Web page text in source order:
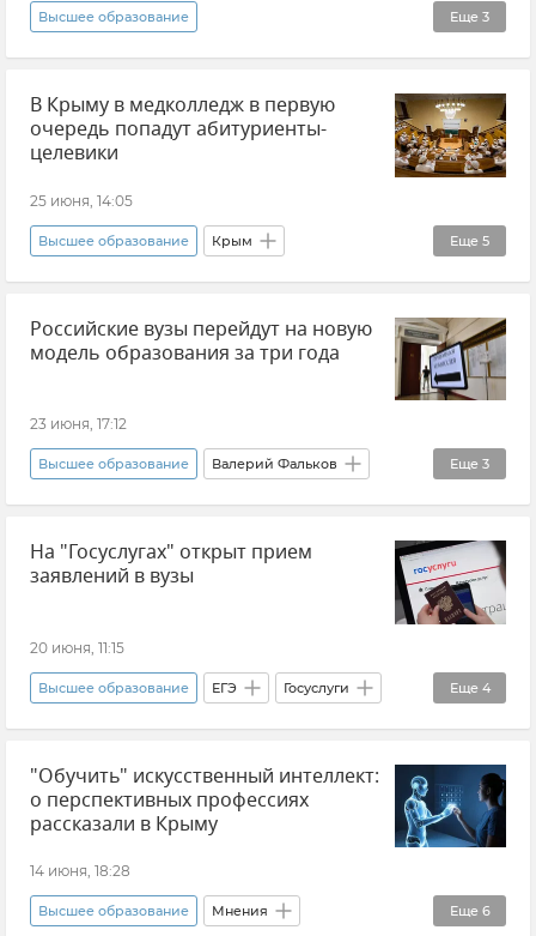
Еще 3
Высшее образование
Образование в Крыму и Севастополе
Севастополь Новости Севастополя
В Крыму в медколледж в первую
очередь попадут абитуриенты-
целевики
25 июня, 14:05
Еще 5
Высшее образование Крым
Образование в Крыму и Севастополе
Медицина Новости Крыма Общество
Здравоохранение в Крыму и Севастополе
Российские вузы перейдут на новую
модель образования за три года
23 июня, 17:12
Еще 3
Высшее образование Валерий Фальков
Новости
На "Госуслугах" открыт прием
заявлений в вузы
20 июня, 11:15
Еще 4
Высшее образование ЕГЭ Госуслуги
Новости
Образование в Крыму и Севастополе
Образование в России
"Обучить" искусственный интеллект:
о перспективных профессиях
рассказали в Крыму
14 июня, 18:28
Еще 6
Высшее образование Мнения